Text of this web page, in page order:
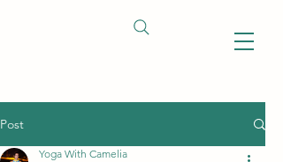
Post
Yoga With Camelia